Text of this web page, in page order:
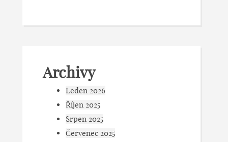
Archivy
Leden 2026
Říjen 2025
Srpen 2025
Červenec 2025